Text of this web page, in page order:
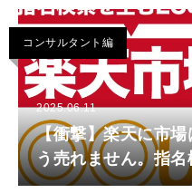
セス数や売上の向
コンサルタント編
2025.06.11
【衝撃】楽天に市
う売れません。指
方！やってる集客